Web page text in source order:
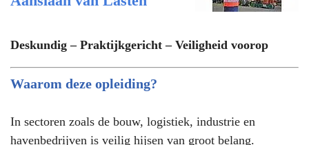
Deskundig – Praktijkgericht – Veiligheid voorop
Waarom deze opleiding?
In sectoren zoals de bouw, logistiek, industrie en
havenbedrijven is veilig hijsen van groot belang.